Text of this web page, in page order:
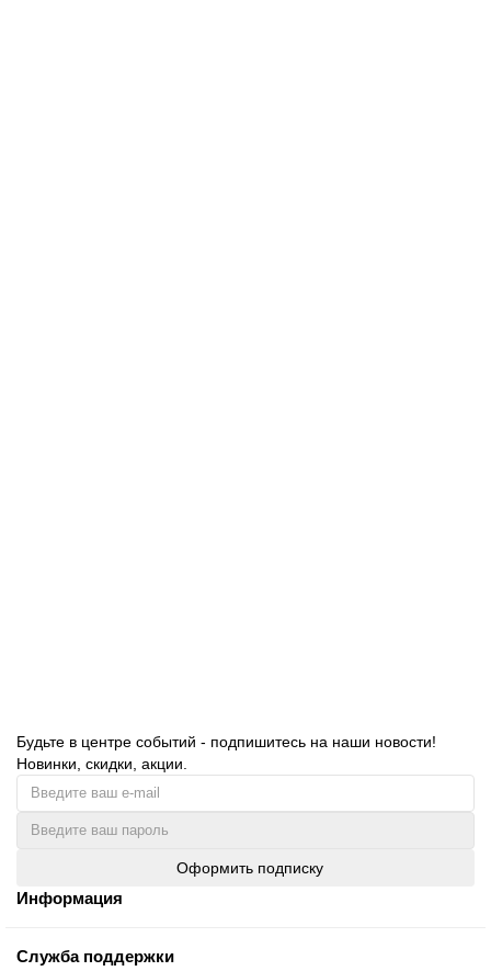
Будьте в центре событий - подпишитесь на наши новости!
Новинки, скидки, акции.
Оформить подписку
Информация
Служба поддержки